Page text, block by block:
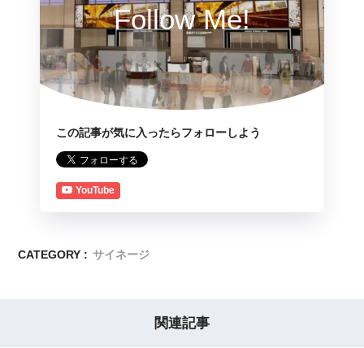
Follow Me!
この記事が気に入ったらフォローしよう
YouTube
CATEGORY : サイネージ
関連記事